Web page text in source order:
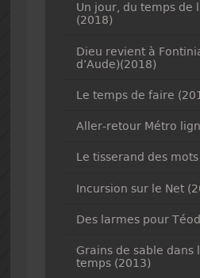
Un jour, du temps de
(2018)
Dieu revient à
d’Aude)(2018)
Le temps de faire
Aller-retour Métro
Le tisserand des
Incursion sur le Net
Des larmes pour
Grains de sable dans
temps (2013)